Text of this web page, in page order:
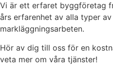
Vi är ett erfaret byggföretag
års erfarenhet av alla typer
markläggningsarbeten.
Hör av dig till oss för en
veta mer om våra tjänster!